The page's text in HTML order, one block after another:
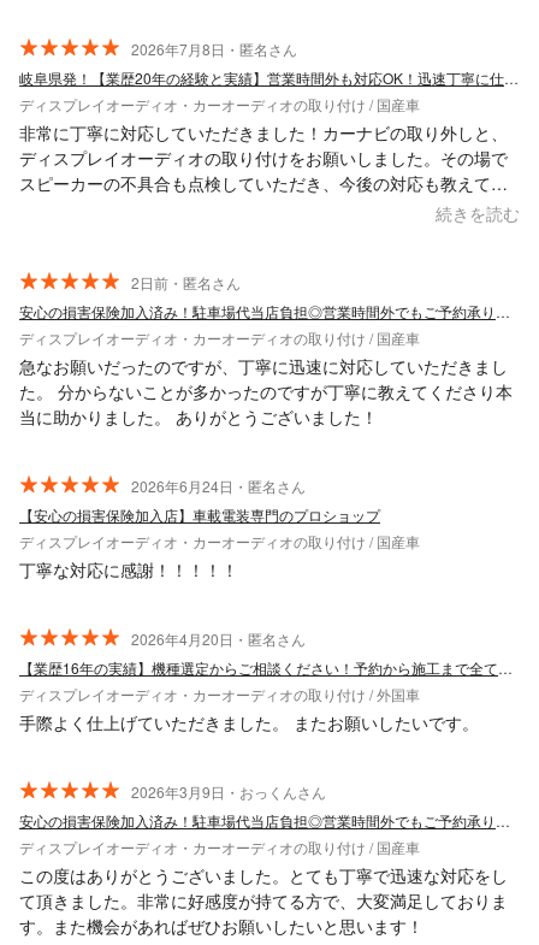
2026年7月8日・匿名さん
岐阜県発！【業歴20年の経験と実績】営業時間外も対応OK！迅速丁寧に仕上げます！
ディスプレイオーディオ・カーオーディオの取り付け / 国産車
非常に丁寧に対応していただきました！カーナビの取り外しと、
ディスプレイオーディオの取り付けをお願いしました。その場で
スピーカーの不具合も点検していただき、今後の対応も教えてい
ただきました。 事前の相談もレスポンス早く対応していただけま
つ大変気持ちの良い取引、誠にありがとうございました。また機
会がありましたらどうぞよろしくお願いいたします。
続きを読む
2日前・匿名さん
安心の損害保険加入済み！駐車場代当店負担◎営業時間外でもご予約承ります★
ディスプレイオーディオ・カーオーディオの取り付け / 国産車
急なお願いだったのですが、丁寧に迅速に対応していただきまし
た。 分からないことが多かったのですが丁寧に教えてくださり本
当に助かりました。 ありがとうございました！
2026年6月24日・匿名さん
【安心の損害保険加入店】車載電装専門のプロショップ
ディスプレイオーディオ・カーオーディオの取り付け / 国産車
丁寧な対応に感謝！！！！！
2026年4月20日・匿名さん
【業歴16年の実績】機種選定からご相談ください！予約から施工まで全て自社対応◎
ディスプレイオーディオ・カーオーディオの取り付け / 外国車
手際よく仕上げていただきました。 またお願いしたいです。
2026年3月9日・おっくんさん
安心の損害保険加入済み！駐車場代当店負担◎営業時間外でもご予約承ります★
ディスプレイオーディオ・カーオーディオの取り付け / 国産車
この度はありがとうございました。とても丁寧で迅速な対応をし
て頂きました。非常に好感度が持てる方で、大変満足しておりま
す。また機会があればぜひお願いしたいと思います！